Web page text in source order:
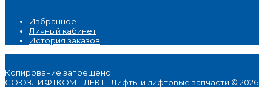
Избранное
Личный кабинет
История заказов
Копирование запрещено
СОЮЗЛИФТКОМПЛЕКТ - Лифты и лифтовые запчасти © 2026